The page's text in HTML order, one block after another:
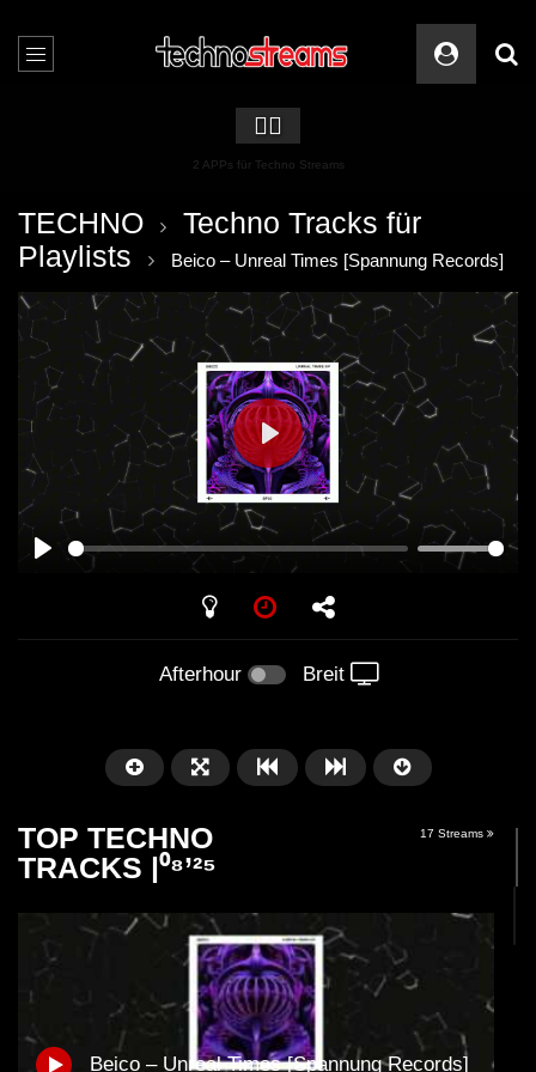
🏳️‍🌈
2 APPs für Techno Streams
TECHNO
Techno Tracks für
Playlists
Beico – Unreal Times [Spannung Records]
PLAY
PLAY
Afterhour Breit
Jonathan Kaspar – Yah
OPERA (Street
TOP TECHNO
TRACKS |⁰⁸’²⁵
17 Streams
Beico – Unreal Times [Spannung Records]